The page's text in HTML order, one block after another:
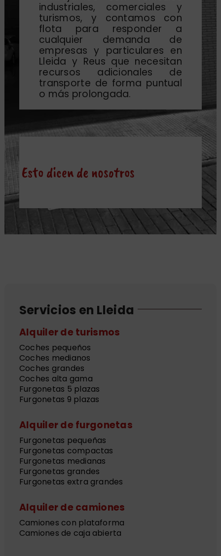
industriales, comerciales y
turismos, y contamos con
flota para responder a
cualquier demanda de
empresas y particulares en
Lleida y Reus que necesitan
recursos adicionales de
transporte de forma puntual
o más prolongada.
Esto dicen de nosotros
Servicios en Lleida
Alquiler de turismos
Coches pequeños
Coches medianos
Coches grandes
Coches alta gama
Furgonetas 5 plazas
Furgonetas 9 plazas
Alquiler de furgonetas
Furgonetas pequeñas
Furgonetas compactas
Furgonetas medianas
Furgonetas grandes
Furgonetas extra grandes
Alquiler de camiones
Camiones con plataforma
Camiones de caja abierta